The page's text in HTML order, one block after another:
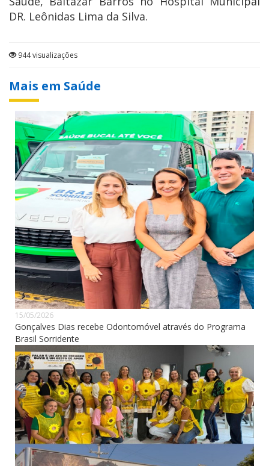
DR. Leônidas Lima da Silva.
944 visualizações
Mais em Saúde
15/05/2026
Gonçalves Dias recebe Odontomóvel através do Programa
Brasil Sorridente